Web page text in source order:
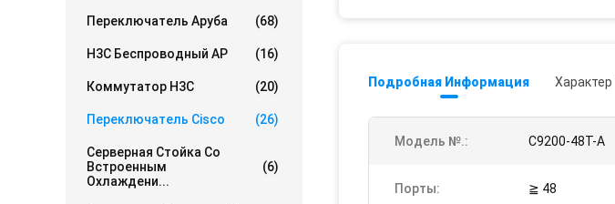
Переключатель Аруба (68)
H3C Беспроводный AP (16)
Коммутатор H3C (20)
Переключатель Cisco (26)
Серверная Стойка Со
Встроенным
Охлаждени...
(6)
Подробная Информация
Модель №.: C9200-48T-A
Порты: ≧ 48